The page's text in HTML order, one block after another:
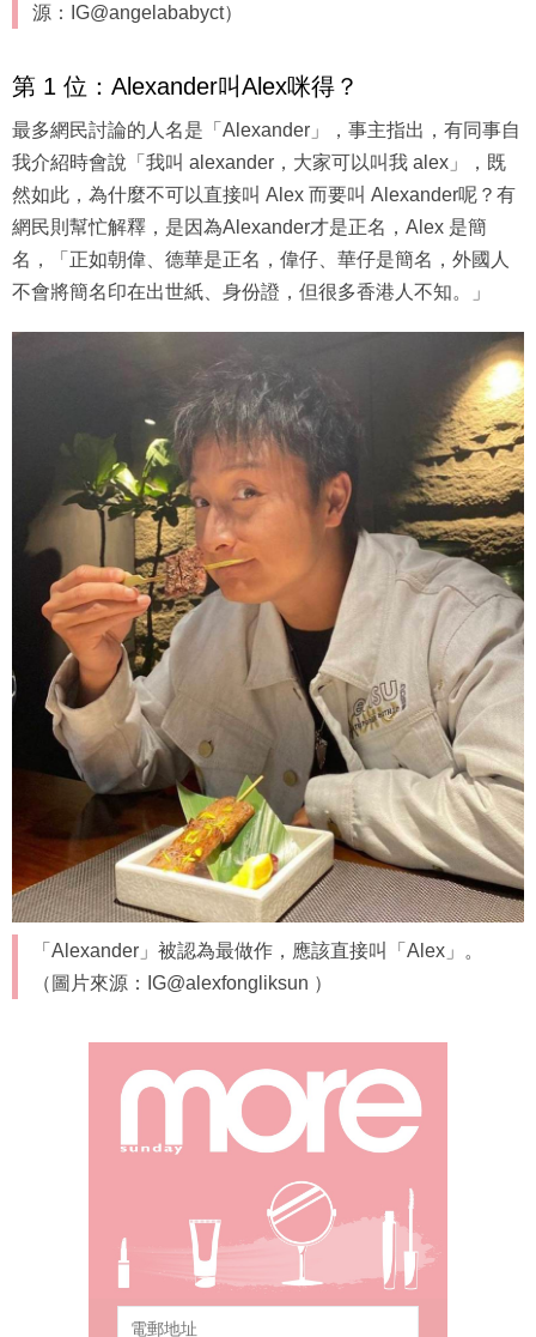
源：IG@angelababyct）
第 1 位：Alexander叫Alex咪得？
最多網民討論的人名是「Alexander」，事主指出，有同事自
我介紹時會說「我叫 alexander，大家可以叫我 alex」，既
然如此，為什麼不可以直接叫 Alex 而要叫 Alexander呢？有
網民則幫忙解釋，是因為Alexander才是正名，Alex 是簡
名，「正如朝偉、德華是正名，偉仔、華仔是簡名，外國人
不會將簡名印在出世紙、身份證，但很多香港人不知。」
「Alexander」被認為最做作，應該直接叫「Alex」。
（圖片來源：IG@alexfongliksun ）